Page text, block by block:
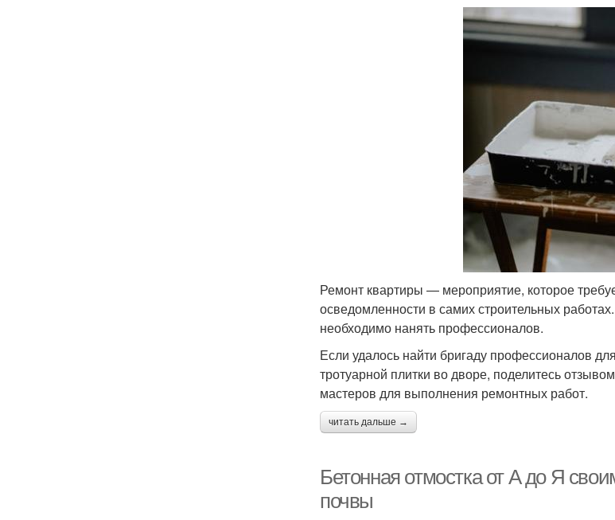
Ремонт квартиры — мероприятие, которое
осведомленности в самих строительных
необходимо нанять профессионалов.
Если удалось найти бригаду профессионалов
тротуарной плитки во дворе, поделитесь
мастеров для выполнения ремонтных работ.
читать дальше →
Бетонная отмостка от А до Я
почвы